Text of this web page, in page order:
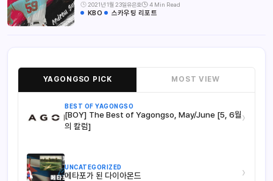
2021년 1월 23일유은호 4 Min Read
KBO 스카우팅 리포트
YAGONGSO PICK MOST VIEW
BEST OF YAGONGSO
[BOY] The Best of Yagongso, May/June [5, 6월
의 칼럼]
›
UNCATEGORIZED
메타포가 된 다이아몬드 ›